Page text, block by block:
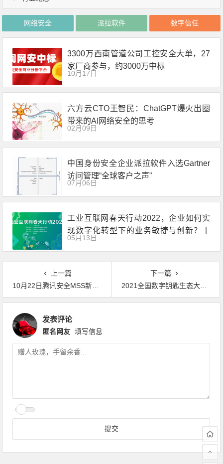
网络安全 派拉软件 数字信任
3300万西南管道公司工控安全大单，27
家厂商参与，约3000万中标
10月17日
六方云CTO王智民：ChatGPT爆火出圈
带来的AI网络安全的思考
02月09日
中国身份安全企业派拉软件入选Gartner
访问管理“全球客户之声”
07月06日
工业互联网春天行动2022，企业如何实
现数字化转型下的业务敏捷与创新？丨
网络安全直播回顾
05月13日
上一篇
10月22日腾讯安全MSS新品发布会线上报名通道
下一篇
2021全国数字钥匙生态大会圆满落幕！
发表评论
匿名网友 填写信息